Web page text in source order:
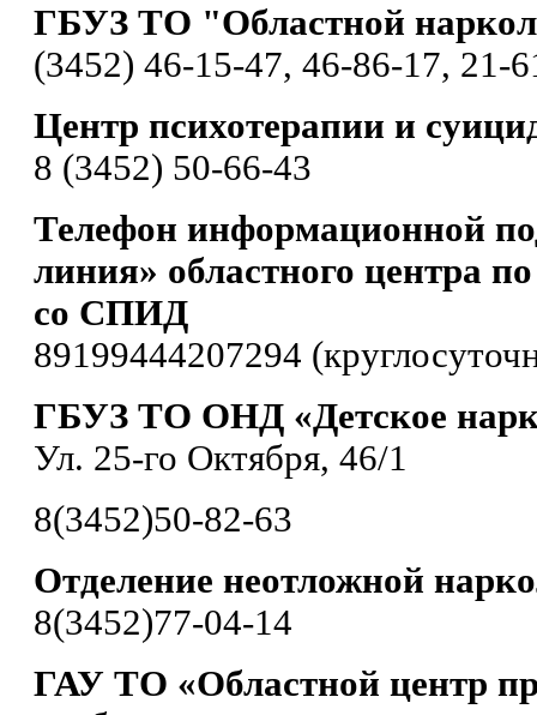
ГБУЗ ТО "Областной
(3452) 46-15-47, 46-86-17, 21-
Центр психотерапии и
8 (3452) 50-66-43
Телефон информационной
линия» областного центра
со СПИД
89199444207294
ГБУЗ ТО ОНД «Детское
Ул. 25-го Октября, 46/1
8(3452)50-82-63
Отделение неотложной
8(3452)77-04-14
ГАУ ТО «Областной центр